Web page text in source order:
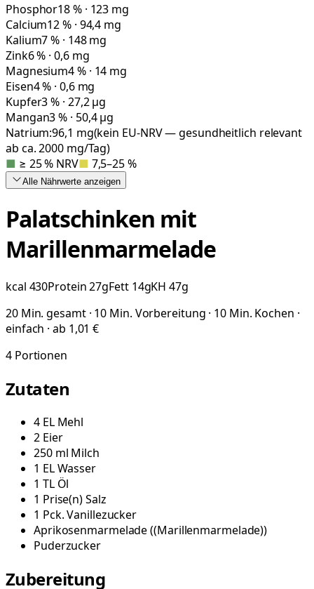
Phosphor18 % · 123 mg
Calcium12 % · 94,4 mg
Kalium7 % · 148 mg
Zink6 % · 0,6 mg
Magnesium4 % · 14 mg
Eisen4 % · 0,6 mg
Kupfer3 % · 27,2 µg
Mangan3 % · 50,4 µg
Natrium:96,1 mg(kein EU-NRV — gesundheitlich relevant
ab ca. 2000 mg/Tag)
■ ≥ 25 % NRV■ 7,5–25 %
Alle Nährwerte anzeigen
Palatschinken mit
Marillenmarmelade
kcal 430Protein 27gFett 14gKH 47g
20 Min. gesamt · 10 Min. Vorbereitung · 10 Min. Kochen ·
einfach · ab 1,01 €
4 Portionen
Zutaten
4 EL Mehl
2 Eier
250 ml Milch
1 ELWasser
1 TL Öl
1 Prise(n)Salz
1 Pck.Vanillezucker
Aprikosenmarmelade((Marillenmarmelade))
Puderzucker
Zubereitung